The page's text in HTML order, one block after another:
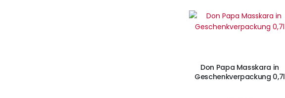
IN DEN WARENKORB
Don Papa Masskara in
Geschenkverpackung 0,7l